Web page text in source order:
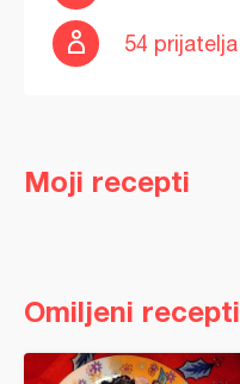
54 prijatelja
Moji recepti
Omiljeni recepti